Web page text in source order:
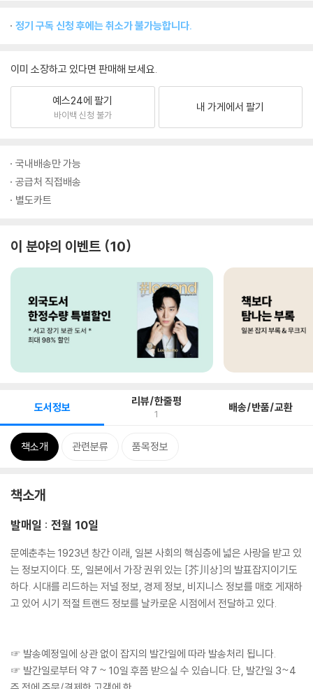
정기 구독 신청 후에는 취소가 불가능합니다.
이미 소장하고 있다면 판매해 보세요.
예스24에 팔기
바이백 신청 불가
내 가게에서 팔기
국내배송만 가능
공급처 직접배송
별도카트
이 분야의 이벤트 10
도서정보 리뷰/한줄평
1 배송/반품/교환
책소개 관련분류 품목정보
책소개
발매일 : 전월 10일
문예춘추는 1923년 창간 이래, 일본 사회의 핵심층에 넓은 사랑을 받고 있
는 정보지이다. 또, 일본에서 가장 권위 있는 [芥川상]의 발표잡지이기도
하다. 시대를 리드하는 저널 정보, 경제 정보, 비지니스 정보를 매호 게재하
고 있어 시기 적절 트랜드 정보를 날카로운 시점에서 전달하고 있다.
☞ 발송예정일에 상관 없이 잡지의 발간일에 따라 발송처리 됩니다.
☞ 발간일로부터 약 7 ~ 10일 후쯤 받으실 수 있습니다. 단, 발간일 3~4